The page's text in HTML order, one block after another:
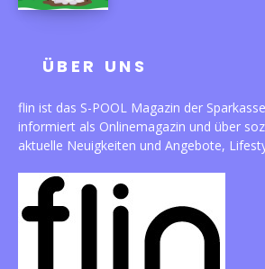
ÜBER UNS
flin ist das S-POOL Magazin der
informiert als Onlinemagazin und über
aktuelle Neuigkeiten und Angebote,